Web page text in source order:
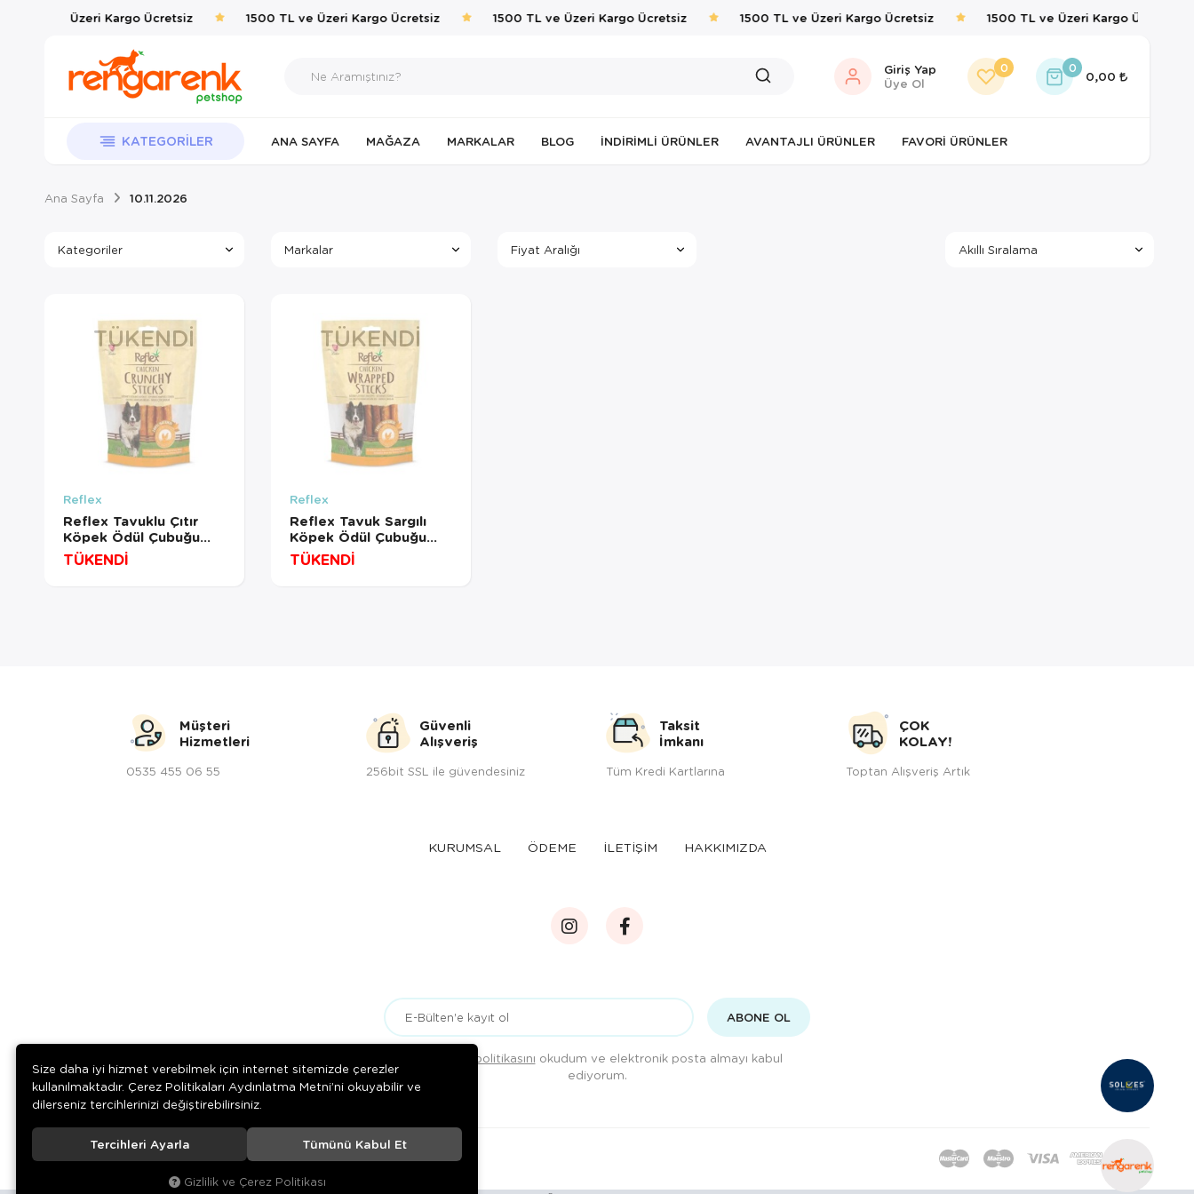
TL ve Üzeri Kargo Ücretsiz 1500 TL ve Üzeri Kargo Ücretsiz 1500 TL ve Üzeri Kargo Ücretsiz 1500 TL ve Üzeri Kargo Ücretsiz 1500 TL ve Üzeri Kargo Ücretsiz
Giriş Yap
Üye Ol
0 0
0,00
KATEGORILER ANA SAYFA MAĞAZA MARKALAR BLOG İNDIRIMLI ÜRÜNLER AVANTAJLI ÜRÜNLER FAVORI ÜRÜNLER
Ana Sayfa 10.11.2026
Kategoriler Markalar Fiyat Aralığı
TÜKENDI
Reflex
Reflex Tavuklu Çıtır
Köpek Ödül Çubuğu
80gr
TÜKENDİ
TÜKENDI
Reflex
Reflex Tavuk Sargılı
Köpek Ödül Çubuğu
80gr
TÜKENDİ
Müşteri
Hizmetleri
0535 455 06 55
Güvenli
Alışveriş
256bit SSL ile güvendesiniz
Taksit
İmkanı
Tüm Kredi Kartlarına
ÇOK
KOLAY!
Toptan Alışveriş Artık
KURUMSAL ÖDEME İLETİŞİM HAKKIMIZDA
ABONE OL
Gizlilik politikasını okudum ve elektronik posta almayı kabul
ediyorum.
© 2020Rengarenk Pet Shop. Tüm hakları saklıdır.
Size daha iyi hizmet verebilmek için internet sitemizde çerezler
kullanılmaktadır. Çerez Politikaları Aydınlatma Metni’ni okuyabilir ve
dilerseniz tercihlerinizi değiştirebilirsiniz.
Tercihleri Ayarla Tümünü Kabul Et
Gizlilik ve Çerez Politikası